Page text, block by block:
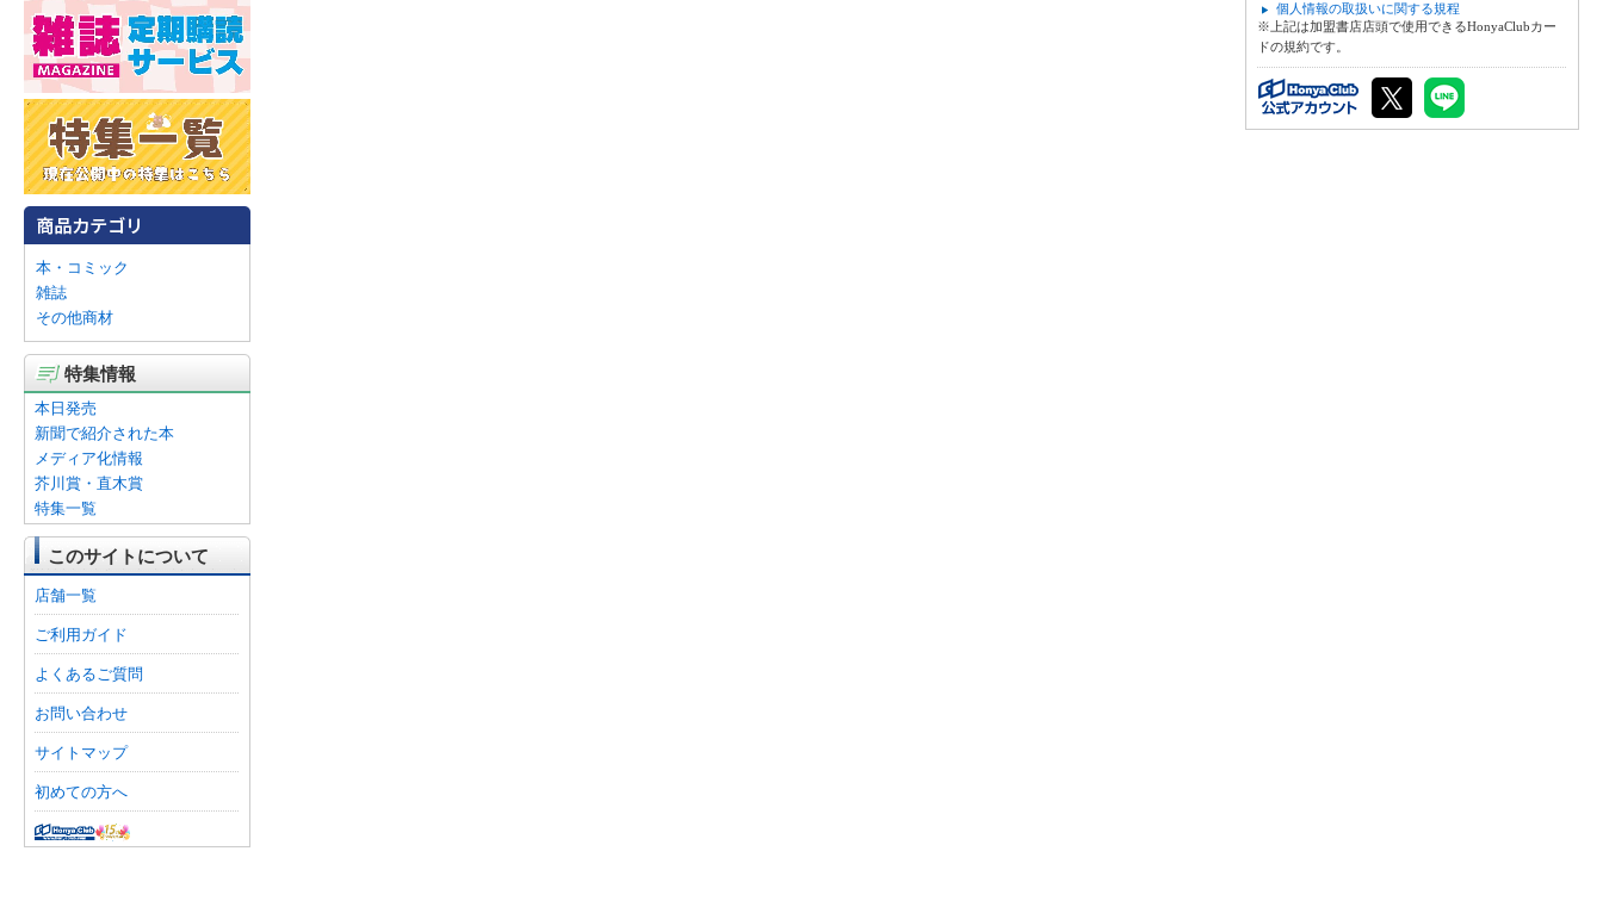
本・コミック
雑誌
その他商材
特集情報
本日発売
新聞で紹介された本
メディア化情報
芥川賞・直木賞
特集一覧
このサイトについて
店舗一覧
ご利用ガイド
よくあるご質問
お問い合わせ
サイトマップ
初めての方へ
個人情報の取扱いに関する規程
※上記は加盟書店店頭で使用できるHonyaClubカー
ドの規約です。